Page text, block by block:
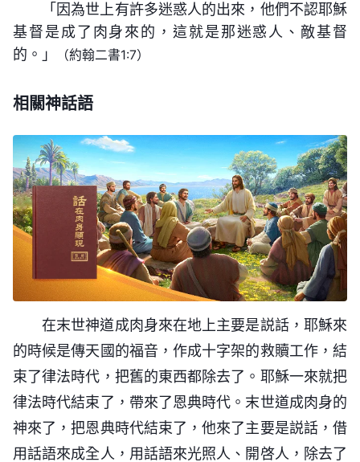
永遠没資格踏入天國的大門，因為你是歷史的傀儡，
是歷史的囚犯。被規條、被字句、被歷史的枷鎖控制
的人永不能得着生命，永不能得着永久的生命之道，
因為他們得着的只是持守了幾千年的污濁之水，而不
是從寶座之上流出的生命之水。没有生命之水供應的
人永遠是死尸，永遠是撒但的玩物，永遠是地獄之
子，這樣，還能見到神嗎？你只求能守住歷史，只求
能原地踏步保持原狀，却不求改變現狀淘汰歷史，那
你不就是永遠與神為敵的人嗎？神作工的步伐浩浩蕩
蕩，如汹涌的浪濤，如翻騰的響雷，而你却坐以待
斃，守株待兔，這樣怎麽能算是跟隨羔羊脚踪的人
呢？怎麽能説明你守住的神是常新不舊的神呢？而你
那些已經發了黄的書中的字字句句又怎能帶你跨越時
代呢？又怎能帶你尋找神作工的步伐呢？又怎能帶你
上天堂呢？你手中把握的只是暫時能使你得安慰的字
句，不是能使你得生命的真理，你念的字句經文只是
讓你充實你舌頭的經文，不是使你認識人生的哲理，
更不是使你得成全的路，這樣的差别難道就不能使你
不憑着基督口中的真理而想得着生命的人是世上
最荒謬的人，不接受基督所帶來的生命之道的人是异
想天開的人，所以我説，不接納末世基督的人永遠是
神厭憎的對象。基督是末世人進入國度的大門，任何
人都不能逾越，任何人都不可能不通過基督而被神成
全的。你是信神的人就得接受神的話，就得順服神的
道，不要只想着得福却不能領受真理，不能接受生命
舊的撒但敗壞性情之中，這樣，就得把人從撒但的敗
壞性情之中完全拯救出來，讓人的罪性完全脱去，而
且不再發展，使人的性情都能達到變化。這就需要讓
人明白生命長進的路，讓人明白生命之道，明白性情
變化的途徑，而且讓人都按着這路去實行，達到人的
性情逐漸變化，活在光的照耀之下，讓人所做的凡事
都合乎神的心意，讓人脱去撒但的敗壞性情，讓人脱
離撒但的黑暗權勢，達到人能完全從罪中出來，這
樣，人才得着了完全的救恩。當耶穌作工時，人對耶
穌的認識仍然是渺茫，仍然是模糊不清，一直認為他
是大衛的子孫，説他是大先知，説他是贖人罪的仁慈
的主。有些人憑着信心一摸他的衣角病就好了，瞎子
也能看見，死人也能復活了，但就人裏面根深蒂固的
撒但敗壞性情人發現不了，也不知怎麽脱去。人得着
了許多恩典，就如肉體的平安、喜樂，一人信主全家
蒙福，病得醫治，等等這些恩典，其餘就是人的善行
與人敬虔的外表，人能以此活着便是合格的信徒，這
樣的信徒在死後才能進入天堂，就是得救了。但這些
——《話・卷一 神的顯現與作工・道成肉身的奥秘
末世的工作中話語的威力大過顯神迹奇事的威
力，話語的權柄勝過神迹奇事的權柄。話語把人心底
裏所有的敗壞性情都給揭露出來了，你自己没法發
現，話語揭示出來你就自然發現了，你不得不承認，
讓你心服口服，這不都是話語的權柄嗎？這都是今天
話語工作達到的果效。所以説，不是醫病趕鬼能把人
從罪中完全拯救出來，也不是顯神迹奇事能够把人完
全作成，醫病趕鬼的權柄只是給人恩典，但人的肉體
還屬于撒但，人裏面還有撒但敗壞性情，就是没得潔
净的還屬于罪，還屬于污穢，只有藉着話語得着潔净
之後人才能被神得着，成為一個聖潔的人。只把人身
上的鬼趕出去了，把人救贖回來了，只是從撒但手中
奪回來歸給神了，但人還没經神的潔净，没經神的變
化，還是敗壞的人。人裏面還存着污穢，還存着抵
「因為世上有許多迷惑人的出來，他們不認耶穌
基督是成了肉身來的，這就是那迷惑人、敵基督
的。」
（約翰二書1:7）
相關神話語
在末世神道成肉身來在地上主要是説話，耶穌來
的時候是傳天國的福音，作成十字架的救贖工作，結
束了律法時代，把舊的東西都除去了。耶穌一來就把
律法時代結束了，帶來了恩典時代。末世道成肉身的
神來了，把恩典時代結束了，他來了主要是説話，借
用話語來成全人，用話語來光照人、開啓人，除去了